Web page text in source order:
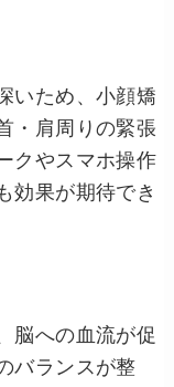
いため、小顔矯
・肩周りの緊張
クやスマホ操作
効果が期待でき
脳への血流が促
バランスが整